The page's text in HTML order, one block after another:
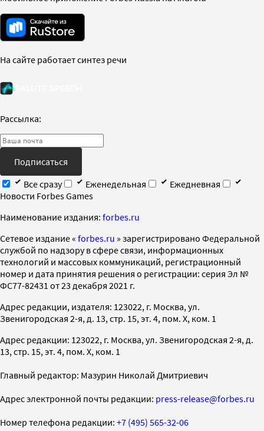
На сайте работает синтез речи
Рассылка:
Подписаться
Все сразу
Еженедельная
Ежедневная
Новости Forbes Games
Наименование издания: forbes.ru
Cетевое издание « forbes.ru » зарегистрировано Федеральной
службой по надзору в сфере связи, информационных
технологий и массовых коммуникаций, регистрационный
номер и дата принятия решения о регистрации: серия Эл №
ФС77-82431 от 23 декабря 2021 г.
Адрес редакции, издателя: 123022, г. Москва, ул.
Звенигородская 2-я, д. 13, стр. 15, эт. 4, пом. X, ком. 1
Адрес редакции: 123022, г. Москва, ул. Звенигородская 2-я, д.
13, стр. 15, эт. 4, пом. X, ком. 1
Главный редактор: Мазурин Николай Дмитриевич
Адрес электронной почты редакции: press-release@forbes.ru
Номер телефона редакции: +7 (495) 565-32-06